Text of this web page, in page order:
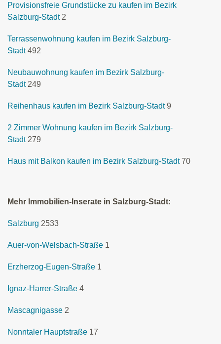
Provisionsfreie Grundstücke zu kaufen im Bezirk
Salzburg-Stadt 2
Terrassenwohnung kaufen im Bezirk Salzburg-
Stadt 492
Neubauwohnung kaufen im Bezirk Salzburg-
Stadt 249
Reihenhaus kaufen im Bezirk Salzburg-Stadt 9
2 Zimmer Wohnung kaufen im Bezirk Salzburg-
Stadt 279
Haus mit Balkon kaufen im Bezirk Salzburg-Stadt 70
Mehr Immobilien-Inserate in Salzburg-Stadt:
Salzburg 2533
Auer-von-Welsbach-Straße 1
Erzherzog-Eugen-Straße 1
Ignaz-Harrer-Straße 4
Mascagnigasse 2
Nonntaler Hauptstraße 17